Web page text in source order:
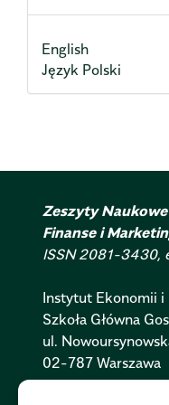
English
Język Polski
Zeszyty
Finanse i
ISSN 2081-
Instytut Ekonomii i
Szkoła Główna
ul.
02-787 Warszawa